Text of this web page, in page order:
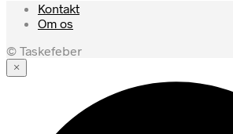
Kontakt
Om os
© Taskefeber
×